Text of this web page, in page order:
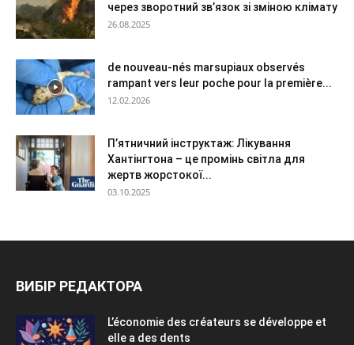
через зворотний зв’язок зі зміною клімату
26.08.2025
de nouveau-nés marsupiaux observés
rampant vers leur poche pour la première...
12.02.2026
П’ятничний інструктаж: Лікування
Хантінгтона – це промінь світла для
жертв жорстокої...
03.10.2025
ВИБІР РЕДАКТОРА
L’économie des créateurs se développe et
elle a des dents